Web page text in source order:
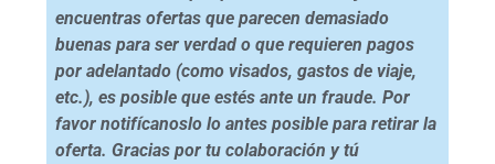
encuentras ofertas que parecen demasiado
buenas para ser verdad o que requieren pagos
por adelantado (como visados, gastos de viaje,
etc.), es posible que estés ante un fraude. Por
favor notifícanoslo lo antes posible para retirar la
oferta. Gracias por tu colaboración y tú